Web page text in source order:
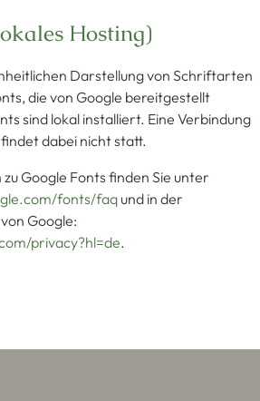
Hosting)
Darstellung von Schriftarten
die von Google bereitgestellt
sind lokal installiert. Eine Verbindung
dabei nicht statt.
Google Fonts finden Sie unter
fonts/faq und in der
Google:
privacy?hl=de.